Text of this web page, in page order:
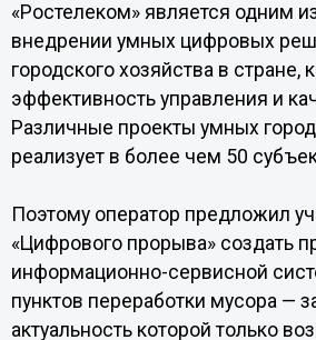
«Ростелеком» является одним
внедрении умных цифровых
городского хозяйства в
эффективность управления и
Различные проекты умных
реализует в более чем 50
Поэтому оператор предложил
«Цифрового прорыва» создать
информационно-сервисной
пунктов переработки мусора —
актуальность которой только